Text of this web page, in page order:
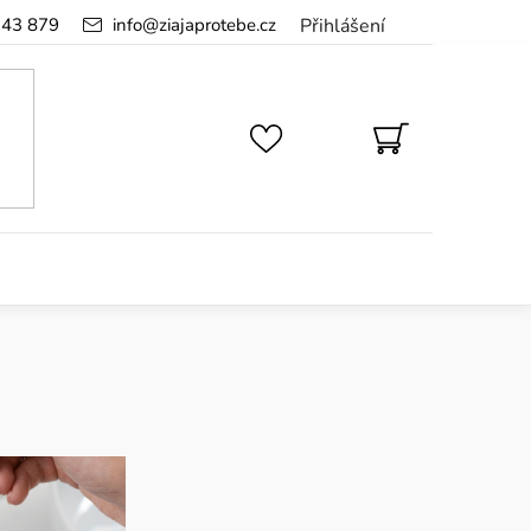
Přihlášení
info@ziajaprotebe.cz
879
NÁKUPNÍ
KOŠÍK